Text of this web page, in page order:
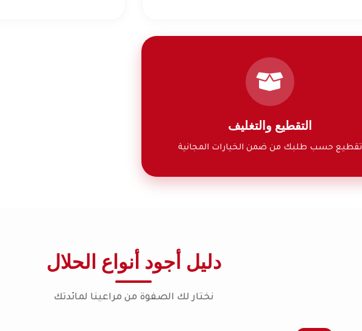
التقطيع والتغليف
تقطيع حسب طلبك من ضمن الخيارات المجانية
دليل أجود أنواع الحلال
نختار لك الصفوة من مراعينا لمائدتك